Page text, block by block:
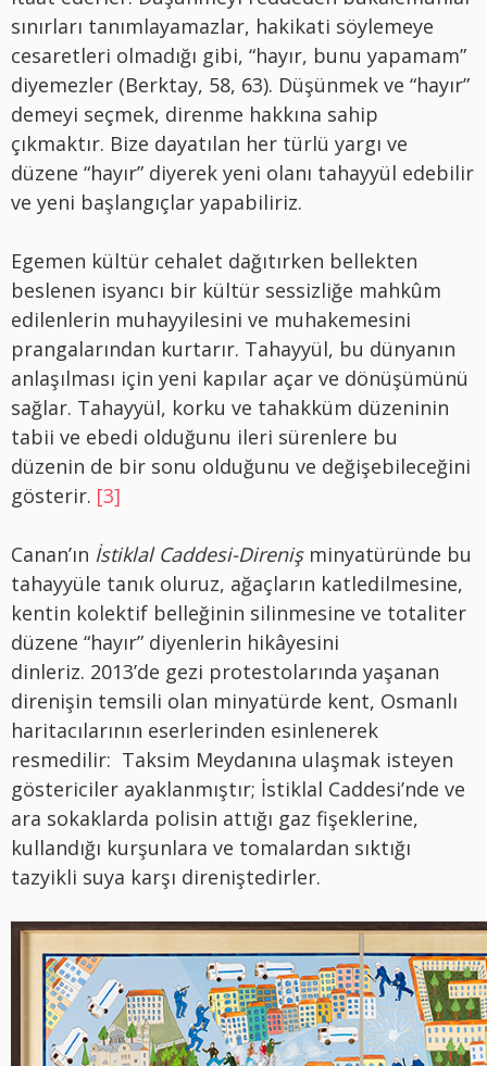
sınırları tanımlayamazlar, hakikati söylemeye
cesaretleri olmadığı gibi, “hayır, bunu yapamam”
diyemezler (Berktay, 58, 63). Düşünmek ve “hayır”
demeyi seçmek, direnme hakkına sahip
çıkmaktır. Bize dayatılan her türlü yargı ve
düzene “hayır” diyerek yeni olanı tahayyül edebilir
ve yeni başlangıçlar yapabiliriz.
Egemen kültür cehalet dağıtırken bellekten
beslenen isyancı bir kültür sessizliğe mahkûm
edilenlerin muhayyilesini ve muhakemesini
prangalarından kurtarır. Tahayyül, bu dünyanın
anlaşılması için yeni kapılar açar ve dönüşümünü
sağlar. Tahayyül, korku ve tahakküm düzeninin
tabii ve ebedi olduğunu ileri sürenlere bu
düzenin de bir sonu olduğunu ve değişebileceğini
gösterir. [3]
Canan’ın İstiklal Caddesi-Direnişminyatüründe bu
tahayyüle tanık oluruz, ağaçların katledilmesine,
kentin kolektif belleğinin silinmesine ve totaliter
düzene “hayır” diyenlerin hikâyesini
dinleriz. 2013’de gezi protestolarında yaşanan
direnişin temsili olan minyatürde kent, Osmanlı
haritacılarının eserlerinden esinlenerek
resmedilir: Taksim Meydanına ulaşmak isteyen
göstericiler ayaklanmıştır; İstiklal Caddesi’nde ve
ara sokaklarda polisin attığı gaz fişeklerine,
kullandığı kurşunlara ve tomalardan sıktığı
tazyikli suya karşı direniştedirler.